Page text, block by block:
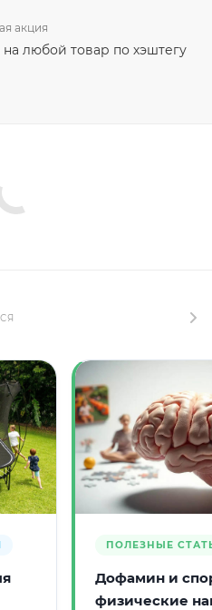
акция
на любой товар по хэштегу
ПОЛЕЗНЫЕ
Дофамин и
физические